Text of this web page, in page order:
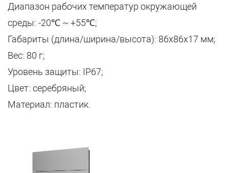
Диапазон рабочих температур окружающей
среды: -20℃ ~ +55℃;
Габариты (длина/ширина/высота): 86х86х17 мм;
Вес: 80 г;
Уровень защиты: IP67;
Цвет: серебряный;
Материал: пластик.